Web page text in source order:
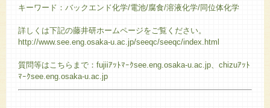
キーワード：バックエンド化学/電池/腐食/溶液化学/同位体化学
詳しくは下記の藤井研ホームページをご覧ください。
http://www.see.eng.osaka-u.ac.jp/seeqc/seeqc/index.html
質問等はこちらまで：fujiiｱｯﾄﾏｰｸsee.eng.osaka-u.ac.jp、chizuｱｯﾄ
ﾏｰｸsee.eng.osaka-u.ac.jp